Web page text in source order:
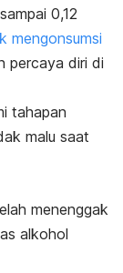
0,12
mengonsumsi
percaya diri di
tahapan
malu saat
menenggak
alkohol